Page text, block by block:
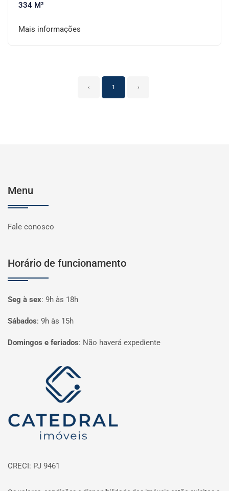
334 M²
Mais informações
‹ 1 ›
Menu
Fale conosco
Horário de funcionamento
Seg à sex: 9h às 18h
Sábados: 9h às 15h
Domingos e feriados: Não haverá expediente
Página inicial
CRECI: PJ 9461